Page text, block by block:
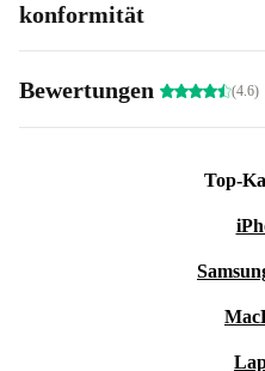
konformität
Bewertungen (4.6)
Top-